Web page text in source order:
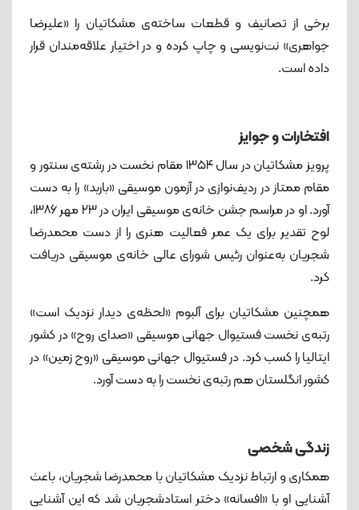
برخی از تصانیف و قطعات ساخته‌ی مشکاتیان را «علیرضا
جواهری» نت‌نویسی و چاپ کرده و در اختیار علاقه‌مندان قرار
داده است.
افتخارات و جوایز
پرویز مشکاتیان در سال ۱۳۵۴ مقام نخست در رشته‌ی سنتور و
مقام ممتاز در ردیف‌نوازی در آزمون موسیقی «باربد» را به ‌دست
آورد. او در مراسم جشن خانه‌ی موسیقی ایران در ۲۳ مهر ۱۳۸۶،
لوح تقدیر برای یک عمر فعالیت هنری را از دست محمدرضا
شجریان به‌عنوان رئیس شورای عالی خانه‌ی موسیقی دریافت
کرد.
همچنین مشکاتیان برای آلبوم «لحظه‌ی دیدار نزدیک است»
رتبه‌ی نخست فستیوال جهانی موسیقی «صدای روح» در کشور
ایتالیا را کسب کرد. در فستیوال جهانی موسیقی «روح زمین» در
کشور انگلستان هم رتبه‌ی نخست را به ‌دست آورد.
زندگی شخصی
همکاری و ارتباط نزدیک مشکاتیان با محمدرضا شجریان، باعث
آشنایی او با «افسانه» دختر استادشجریان شد که این آشنایی